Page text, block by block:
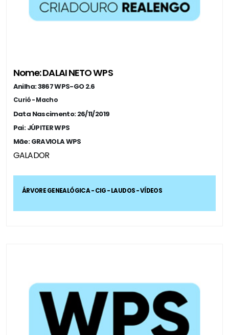
Nome: DALAI NETO WPS
Anilha: 3867 WPS-GO 2.6
Curió - Macho
Data Nascimento: 26/11/2019
Pai: JÚPITER WPS
Mãe: GRAVIOLA WPS
GALADOR
ÁRVORE GENEALÓGICA - CIG - LAUDOS - VÍDEOS